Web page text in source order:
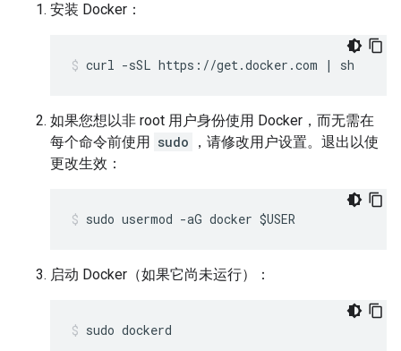
安装 Docker：
curl -sSL https://get.docker.com | sh
如果您想以非 root 用户身份使用 Docker，而无需在
每个命令前使用 sudo
，请修改用户设置。退出以使
更改生效：
sudo usermod -aG docker $USER
启动 Docker（如果它尚未运行）：
sudo dockerd